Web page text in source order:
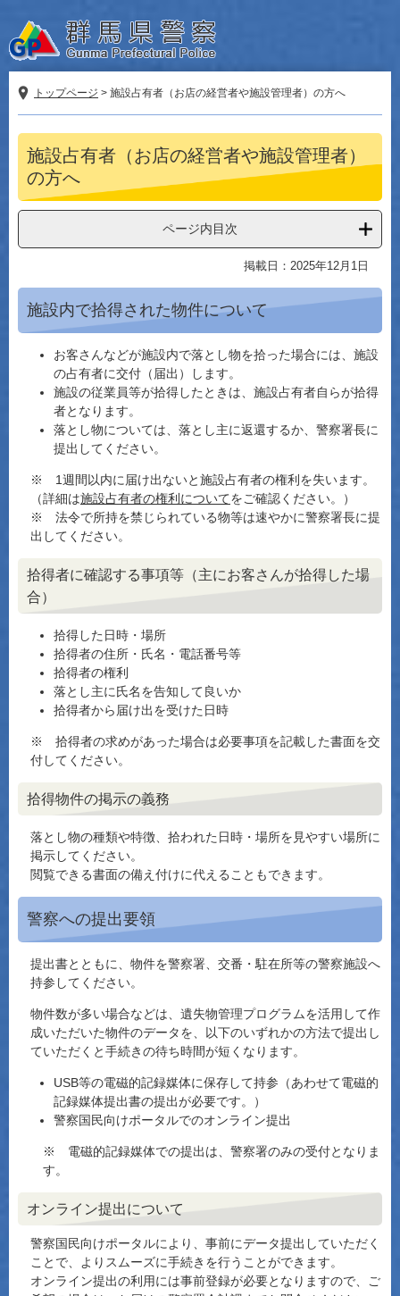
ー
ジ
の
ニ
ュ
ー
トップページ > 施設占有者（お店の経営者や施設管理者）の方へ
文施設占有者（お店の経営者や施設管理者）
の方へ
ページ内目次
掲載日：2025年12月1日
施設内で拾得された物件について
お客さんなどが施設内で落とし物を拾った場合には、施設
の占有者に交付（届出）します。
施設の従業員等が拾得したときは、施設占有者自らが拾得
者となります。
落とし物については、落とし主に返還するか、警察署長に
提出してください。
※ 1週間以内に届け出ないと施設占有者の権利を失います。
（詳細は施設占有者の権利についてをご確認ください。）
※ 法令で所持を禁じられている物等は速やかに警察署長に提
出してください。
拾得者に確認する事項等（主にお客さんが拾得した場
合）
拾得した日時・場所
拾得者の住所・氏名・電話番号等
拾得者の権利
落とし主に氏名を告知して良いか
拾得者から届け出を受けた日時
※ 拾得者の求めがあった場合は必要事項を記載した書面を交
付してください。
拾得物件の掲示の義務
落とし物の種類や特徴、拾われた日時・場所を見やすい場所に
掲示してください。
閲覧できる書面の備え付けに代えることもできます。
警察への提出要領
提出書とともに、物件を警察署、交番・駐在所等の警察施設へ
持参してください。
物件数が多い場合などは、遺失物管理プログラムを活用して作
成いただいた物件のデータを、以下のいずれかの方法で提出し
ていただくと手続きの待ち時間が短くなります。
USB等の電磁的記録媒体に保存して持参（あわせて電磁的
記録媒体提出書の提出が必要です。）
警察国民向けポータルでのオンライン提出
※ 電磁的記録媒体での提出は、警察署のみの受付となりま
す。
オンライン提出について
警察国民向けポータルにより、事前にデータ提出していただく
ことで、よりスムーズに手続きを行うことができます。
オンライン提出の利用には事前登録が必要となりますので、ご